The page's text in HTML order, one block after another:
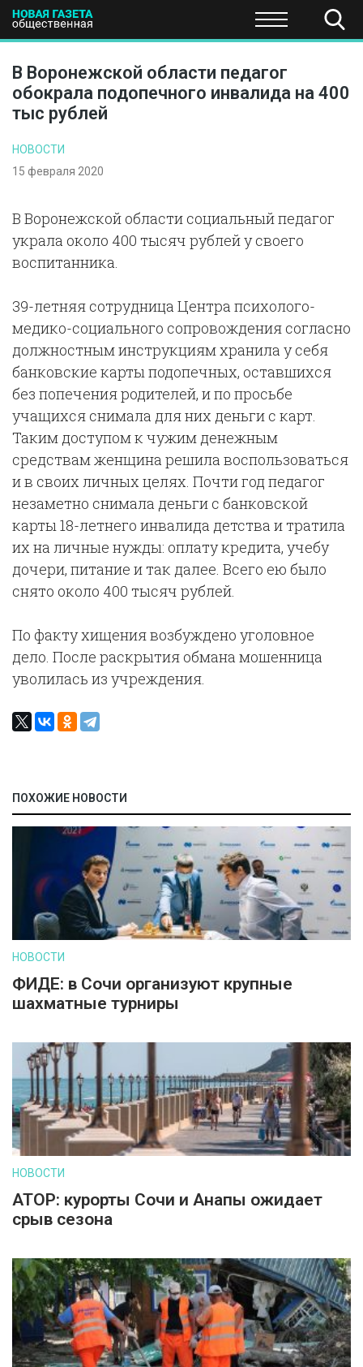
ПОЛИТИКА ЭКОНОМИКА НАУКА И
В Воронежской области педагог
обокрала подопечного инвалида на 400
тыс рублей
НОВОСТИ
15 февраля 2020
В Воронежской области социальный педагог
украла около 400 тысяч рублей у своего
воспитанника.
39-летняя сотрудница Центра психолого-
медико-социального сопровождения согласно
должностным инструкциям хранила у себя
банковские карты подопечных, оставшихся
без попечения родителей, и по просьбе
учащихся снимала для них деньги с карт.
Таким доступом к чужим денежным
средствам женщина решила воспользоваться
и в своих личных целях. Почти год педагог
незаметно снимала деньги с банковской
карты 18-летнего инвалида детства и тратила
их на личные нужды: оплату кредита, учебу
дочери, питание и так далее. Всего ею было
снято около 400 тысяч рублей.
По факту хищения возбуждено уголовное
дело. После раскрытия обмана мошенница
уволилась из учреждения.
ПОХОЖИЕ НОВОСТИ
НОВОСТИ
ФИДЕ: в Сочи организуют крупные
шахматные турниры
НОВОСТИ
АТОР: курорты Сочи и Анапы ожидает
срыв сезона